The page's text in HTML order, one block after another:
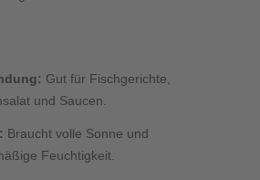
Gut für Fischgerichte,
und Saucen.
Braucht volle Sonne und
Feuchtigkeit.